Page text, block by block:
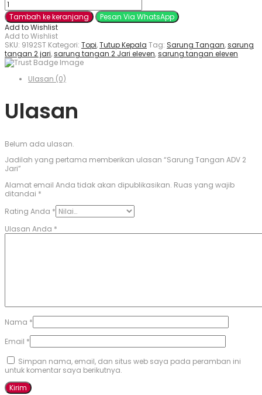
Tambah ke keranjang
Pesan Via WhatsApp
Add to Wishlist
Add to Wishlist
SKU: 9192ST Kategori: Topi,Tutup Kepala Tag: Sarung Tangan,sarung
tangan 2 jari,sarung tangan 2 Jari eleven,sarung tangan eleven
Ulasan (0)
Ulasan
Belum ada ulasan.
Jadilah yang pertama memberikan ulasan “Sarung Tangan ADV 2
Jari”
Alamat email Anda tidak akan dipublikasikan. Ruas yang wajib
ditandai *
Rating Anda *
Ulasan Anda *
Nama *
Email *
Simpan nama, email, dan situs web saya pada peramban ini
untuk komentar saya berikutnya.